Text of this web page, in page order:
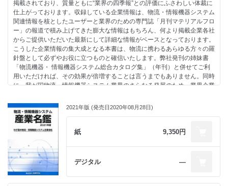
・事例④関通
関西主管センターのピッキングエリア 自律走行ロボット稼働
・物流関連主要団体概要一覧（39団体）
・メーカー別物流関連製品一覧（一目で各メーカーの取扱製品がわかる早
見表）
・物流機器・情報システム主要メーカー問合せ一覧
パレット・コンテナ関連機器
包装・梱包システム
その他
-----------------------------------------------------------
社名索引
名鑑の見方・使い方
-----------------------------------------------------------
実務資料編
・統計調査①社会インフラ IT、屋内位置情報ソリューション市場の将来
予測
・統計調査③IoT/M2M、XR360°動画対応HMD 市場の将来予測
・ヤマトグループ総合研究所
フィジカルインターネットシンポジウム2022
・事例①―キムラユニティー
TCD 春日井物流センター
・事例②―大崎
OPARS でデジタル改革に挑む富士支店
・事例③―アッカ・インターナショナル
棚輸送ロボットのシェアリング
掲載されており、質量ともに“業界の四季報”との評価にふさわしい体裁に
仕上がっております。収録している企業情報は、物流・情報機器システム
関連情報を核としたユーザーと業界のための専門誌「月刊マテリアルフロ
ー」の報道で積み上げてきた膨大な情報はもちろん、何より掲載企業各社
からご提供いただいた最新にして詳細な情報がベースとなっております。
こうした企業情報の集大成となる本書は、物流に携わるあらゆる方々の羅
針盤として必ずやお役に立つものと確信いたします。弊社発刊の姉妹書
「物流機器・ 情報機器システム総合カタログ集」（年刊）と併せてご利
用いただければ、その効果が倍増することは言うまでもありません。同時
に、我が国物流・情報機器システム業界のさらなる発展のため、業界企業
ていただければ、これに勝る喜びはありません。
目次
発刊にあたって………………………… 1
社名索引…………………………………… 4
名鑑の見方・使い方……………………… 7
物流・情報機器システム 産業名鑑 2022 年版 目次
2021年版 (発売日2020年08月28日)
紙 9,350円
デジタル ―